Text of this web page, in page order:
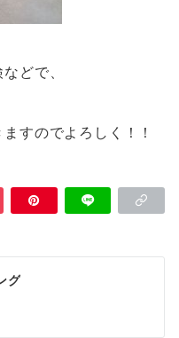
どで、
すのでよろしく！！
グ